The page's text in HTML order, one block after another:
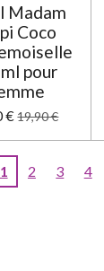
Madam
Coco
pour
€ 19,90 €
1 2 3 4